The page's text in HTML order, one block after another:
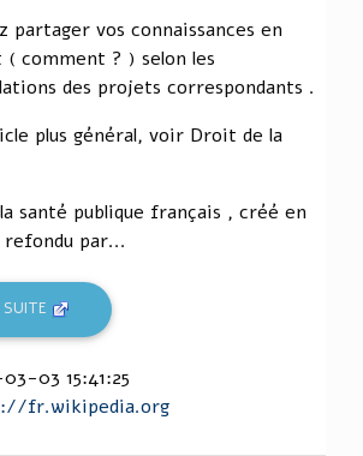
partager vos connaissances en
comment ? ) selon les
des projets correspondants .
plus général, voir Droit de la
santé publique français , créé en
refondu par...
SUITE
03 15:41:25
fr.wikipedia.org